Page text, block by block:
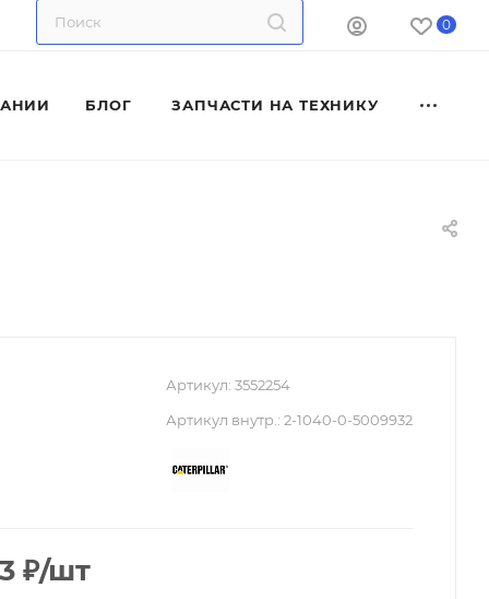
0
БЛОГ ЗАПЧАСТИ НА ТЕХНИКУ
Артикул: 3552254
Артикул внутр.: 2-1040-0-5009932
₽/шт